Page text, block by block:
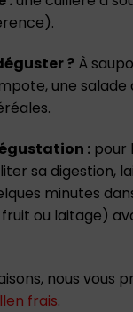
?À
une salade
:pour
sa digestion,
minutes
ou laitage)
nous vous
frais.